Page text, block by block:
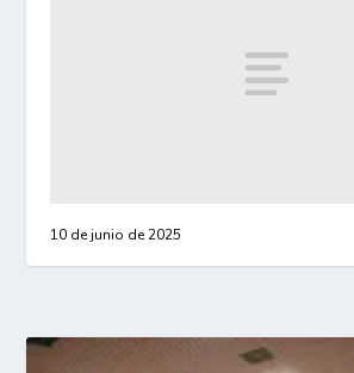
10 de junio de 2025